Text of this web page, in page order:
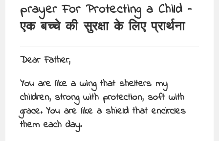
prayer For Protecting a Child –
एक बच्चे की सुरक्षा के लिए प्रार्थना
Dear Father,
You are like a wing that shelters my
children, strong with protection, soft with
grace. You are like a shield that encircles
them each day.